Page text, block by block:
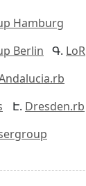
Hamburg
Berlin
LoR
Dresden.rb